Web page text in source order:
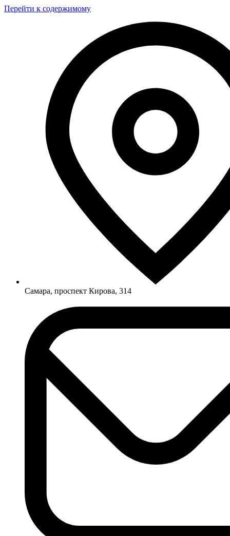
Перейти к содержимому
Самара, проспект Кирова, 314